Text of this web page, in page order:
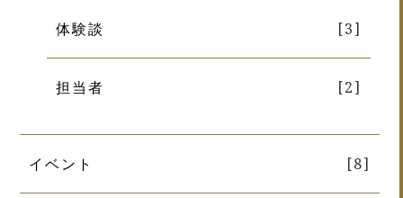
体験談
[3]
担当者 [2]
イベント [8]